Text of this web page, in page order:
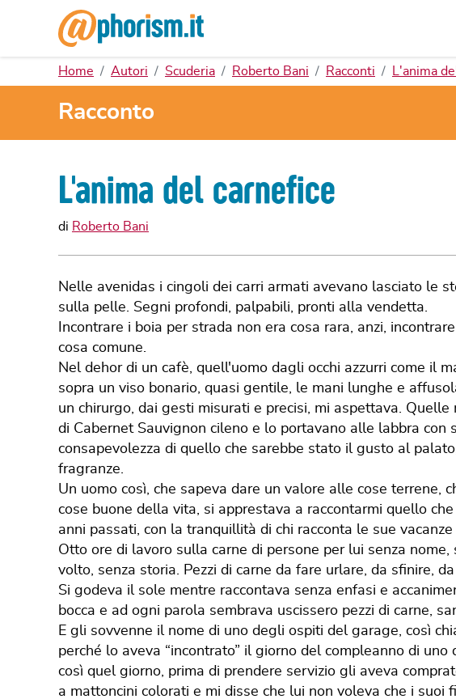
Home Autori Scuderia Roberto Bani Racconti L'anima
Racconto
L'anima del carnefice
di Roberto Bani
Nelle avenidas i cingoli dei carri armati avevano lasciato le
sulla pelle. Segni profondi, palpabili, pronti alla vendetta.
Incontrare i boia per strada non era cosa rara, anzi,
cosa comune.
Nel dehor di un cafè, quell'uomo dagli occhi azzurri come il
sopra un viso bonario, quasi gentile, le mani lunghe e
un chirurgo, dai gesti misurati e precisi, mi aspettava. Quelle
di Cabernet Sauvignon cileno e lo portavano alle labbra con
consapevolezza di quello che sarebbe stato il gusto al
fragranze.
Un uomo così, che sapeva dare un valore alle cose terrene,
cose buone della vita, si apprestava a raccontarmi quello
anni passati, con la tranquillità di chi racconta le sue
Otto ore di lavoro sulla carne di persone per lui senza nome,
volto, senza storia. Pezzi di carne da fare urlare, da sfinire,
Si godeva il sole mentre raccontava senza enfasi e
bocca e ad ogni parola sembrava uscissero pezzi di carne,
E gli sovvenne il nome di uno degli ospiti del garage, così
perché lo aveva “incontrato” il giorno del compleanno di uno
così quel giorno, prima di prendere servizio gli aveva
a mattoncini colorati e mi disse che lui non voleva che i suoi